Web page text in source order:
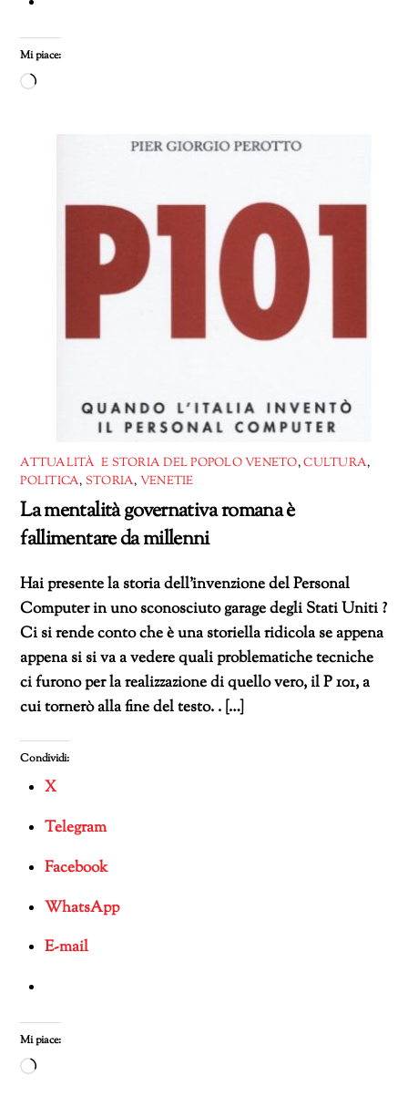
Mi piace:
Caricamento
ATTUALITÀ E STORIA DEL POPOLO VENETO,CULTURA,
POLITICA, STORIA, VENETIE
La mentalità governativa romana è
fallimentare da millenni
Hai presente la storia dell’invenzione del Personal
Computer in uno sconosciuto garage degli Stati Uniti ?
Ci si rende conto che è una storiella ridicola se appena
appena si si va a vedere quali problematiche tecniche
ci furono per la realizzazione di quello vero, il P 101, a
cui tornerò alla fine del testo. . […]
Condividi:
X
Telegram
Facebook
WhatsApp
E-mail
Mi piace:
Caricamento